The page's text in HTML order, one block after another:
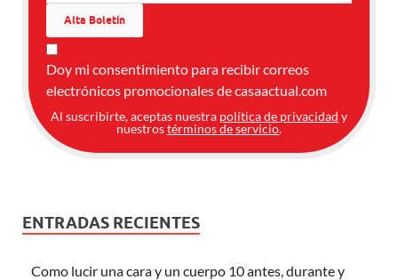
Doy mi consentimiento para recibir correos
electrónicos promocionales de casaactual.com
Al suscribirte, aceptas nuestra política de privacidad y
nuestrostérminos de servicio.
ENTRADAS RECIENTES
Como lucir una cara y un cuerpo 10 antes, durante y